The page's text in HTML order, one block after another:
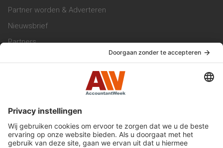
Partner worden & Adverteren
Nieuwsbrief
Partners
Werken bij ons
Privacy Statement